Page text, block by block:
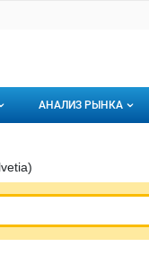
компаний
АНАЛИЗ РЫНКА
Подписаться на